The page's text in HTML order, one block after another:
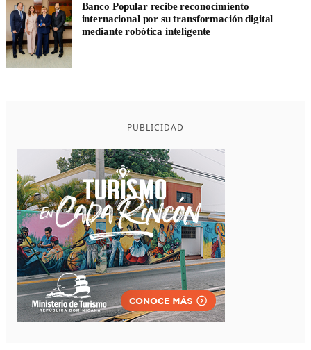
Banco Popular recibe reconocimiento
internacional por su transformación digital
mediante robótica inteligente
PUBLICIDAD